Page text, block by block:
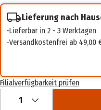
Lieferung nach
Lieferbar in 2 - 3 Werktagen
Versandkostenfrei ab 49,00
Filialverfügbarkeit prüfen
1